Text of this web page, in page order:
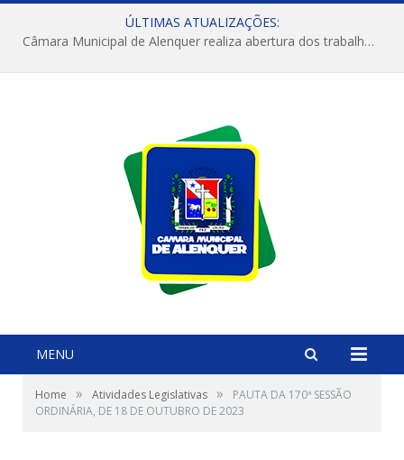
ÚLTIMAS ATUALIZAÇÕES:
Câmara Municipal de Alenquer realiza abertura dos trabalhos do 4º Período Legislativo
MENU
Home » Atividades Legislativas »
PAUTA DA 170ª SESSÃO
ORDINÁRIA, DE 18 DE OUTUBRO DE 2023